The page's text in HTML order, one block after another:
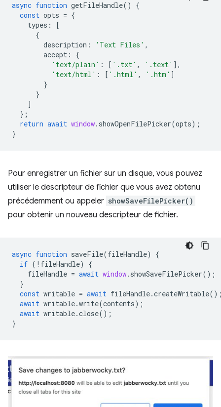
async function getFileHandle()
{
const opts = {
types :
[
{
description : 'Text Files' ,
accept :
{
'text/plain' : [ '.txt' , '.text' ],
'text/html' : [ '.html' , '.htm' ]
}
}
]
};
return await window. showOpenFilePicker(opts);
}
Pour enregistrer un fichier sur un disque, vous pouvez
utiliser le descripteur de fichier que vous avez obtenu
précédemment ou appeler showSaveFilePicker()
pour obtenir un nouveau descripteur de fichier.
async function saveFile(fileHandle)
{
if ( ! fileHandle)
{
fileHandle = await window. showSaveFilePicker();
}
const writable = await fileHandle.createWritable
await writable.write(contents);
await writable.close();
}